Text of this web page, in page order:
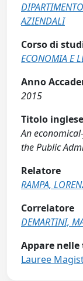
AZIENDALI
Corso di
ECONOMIA E
Anno
2015
Titolo inglese
An
the Public
Relatore
RAMPA,
Correlatore
DEMARTINI,
Appare
Lauree